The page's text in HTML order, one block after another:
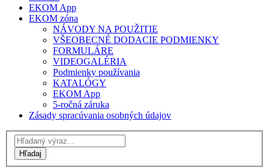
EKOM App
EKOM zóna
NÁVODY NA POUŽITIE
VŠEOBECNÉ DODACIE PODMIENKY
FORMULÁRE
VIDEOGALÉRIA
Podmienky používania
KATALÓGY
EKOM App
5-ročná záruka
Zásady spracúvania osobných údajov